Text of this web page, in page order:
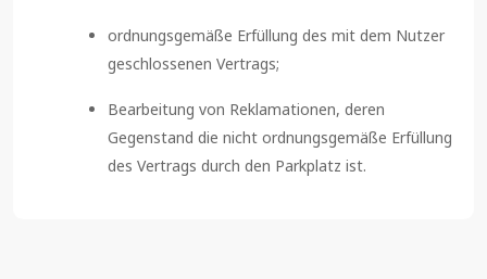
ordnungsgemäße Erfüllung des mit dem Nutzer
geschlossenen Vertrags;
Bearbeitung von Reklamationen, deren
Gegenstand die nicht ordnungsgemäße Erfüllung
des Vertrags durch den Parkplatz ist.